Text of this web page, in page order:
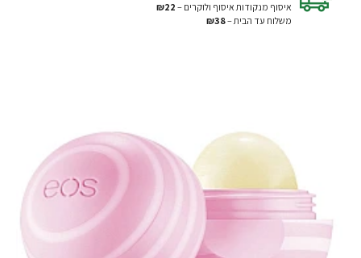
איסוף מנקודות איסוף ולוקרים – ₪22
משלוח עד הבית –₪38